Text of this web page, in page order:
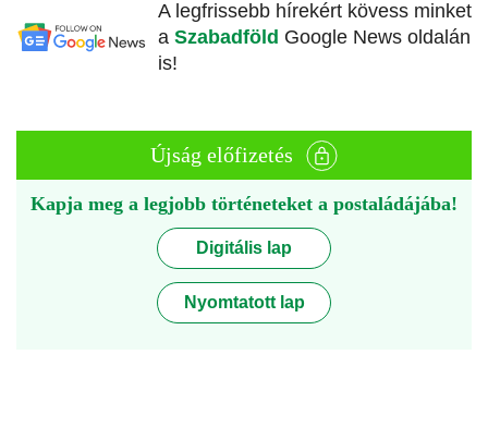
A legfrissebb hírekért kövess minket
a Szabadföld Google News oldalán
is!
Újság előfizetés
Kapja meg a legjobb történeteket a postaládájába!
Digitális lap
Nyomtatott lap